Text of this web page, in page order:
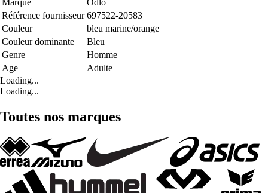
Marque
Odlo
Référence fournisseur 697522-20583
Couleur
bleu marine/orange
Couleur dominante
Bleu
Genre
Homme
Age
Adulte
Loading...
Loading...
Toutes nos marques